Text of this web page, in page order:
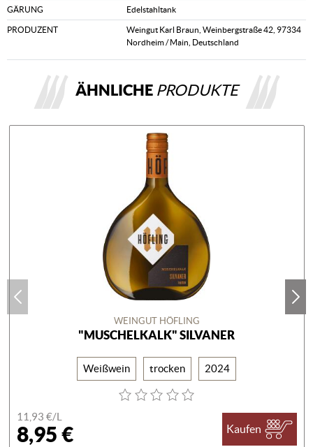
GÄRUNG Edelstahltank
PRODUZENT
Weingut Karl Braun, Weinbergstraße 42, 97334
Nordheim / Main, Deutschland
ÄHNLICHE PRODUKTE
WEINGUT HÖFLING
"MUSCHELKALK" SILVANER
Weißwein trocken 2024
11,93 €/L
8,95 € Kaufen